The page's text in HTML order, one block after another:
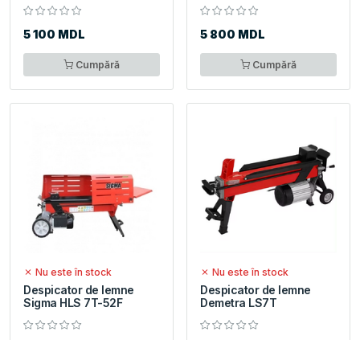
5 100 MDL
Cumpără
5 800 MDL
Cumpără
Nu este în stock
Despicator de lemne
Sigma HLS 7T-52F
Nu este în stock
Despicator de lemne
Demetra LS7T